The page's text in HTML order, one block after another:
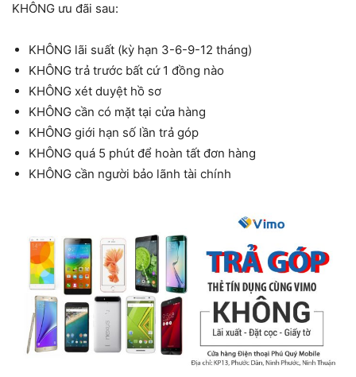
KHÔNG ưu đãi sau:
KHÔNG lãi suất (kỳ hạn 3-6-9-12 tháng)
KHÔNG trả trước bất cứ 1 đồng nào
KHÔNG xét duyệt hồ sơ
KHÔNG cần có mặt tại cửa hàng
KHÔNG giới hạn số lần trả góp
KHÔNG quá 5 phút để hoàn tất đơn hàng
KHÔNG cần người bảo lãnh tài chính